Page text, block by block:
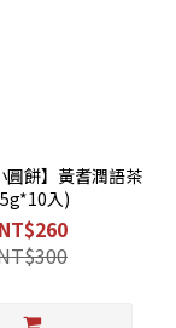
圓餅】黃耆潤語茶
入)
NT$260